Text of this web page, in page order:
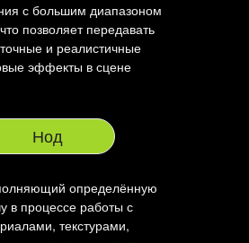
Нод
определённую
в процессе работы с
текстурами,
с большим диапазоном
позволяет передавать
и реалистичные
эффекты в сцене